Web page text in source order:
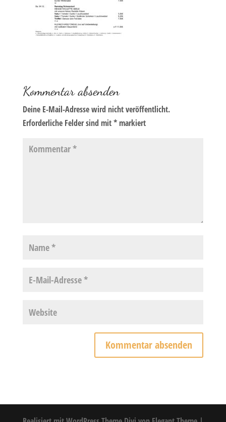
Kommentar absenden
Deine E-Mail-Adresse wird nicht veröffentlicht.
Erforderliche Felder sind mit*markiert